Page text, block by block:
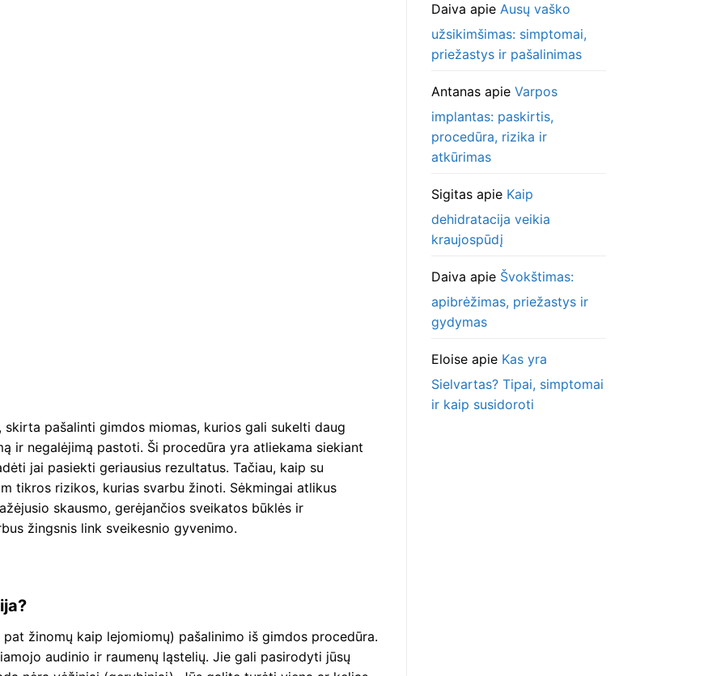
pašalinti gimdos miomas, kurios gali sukelti daug
ir negalėjimą pastoti. Ši procedūra yra atliekama siekiant
jai pasiekti geriausius rezultatus. Tačiau, kaip su
tikros rizikos, kurias svarbu žinoti. Sėkmingai atlikus
skausmo, gerėjančios sveikatos būklės ir
žingsnis link sveikesnio gyvenimo.
žinomų kaip lejomiomų) pašalinimo iš gimdos procedūra.
audinio ir raumenų ląstelių. Jie gali pasirodyti jūsų
Daiva apie Ausų vaško
užsikimšimas: simptomai,
priežastys ir pašalinimas
Antanasapie Varpos
implantas: paskirtis,
procedūra, rizika ir
atkūrimas
Sigitasapie Kaip
dehidratacija veikia
kraujospūdį
Daiva apie Švokštimas:
apibrėžimas, priežastys ir
gydymas
Eloiseapie Kas yra
Sielvartas? Tipai, simptomai
ir kaip susidoroti